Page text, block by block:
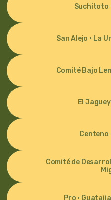
Suchitoto
San Alejo · La
Comité Bajo
El
Centeno
Comité de
Pro ·